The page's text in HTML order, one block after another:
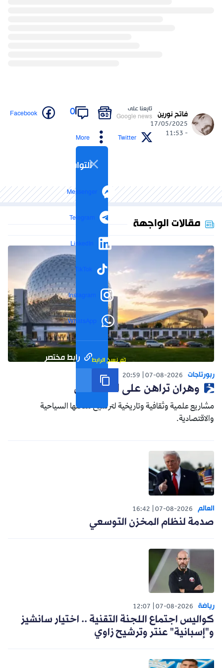
فاتح نورين
17/05/2025
- 11:53
تابعنا على
Google news
0
Facebook
Twitter
More
التواصل الاجتماعي
Messenger
Telegram
LinkedIn
TikTok
Instagram
WhatsApp
رابط مختصر تم نسخ الرابط
مقالات الواجهة
ربورتاجات 07-08-2026
20:59
وهران تراهن على المستقبل
مشاريع علمية وثقافية وتاريخية لترسيخ مكانتها السياحية
والاقتصادية.
العالم 07-08-2026
16:42
صدمة لنظام المخزن التوسعي
رياضة 07-08-2026
12:07
كواليس اجتماع اللجنة التقنية .. اختيار سانشيز
و"إسبانية" عنتر وترشيح زاوي